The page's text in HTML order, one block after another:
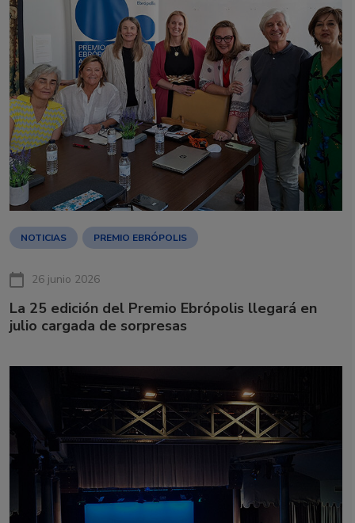
NOTICIAS PREMIO EBRÓPOLIS
26 junio 2026
La 25 edición del Premio Ebrópolis llegará en
julio cargada de sorpresas